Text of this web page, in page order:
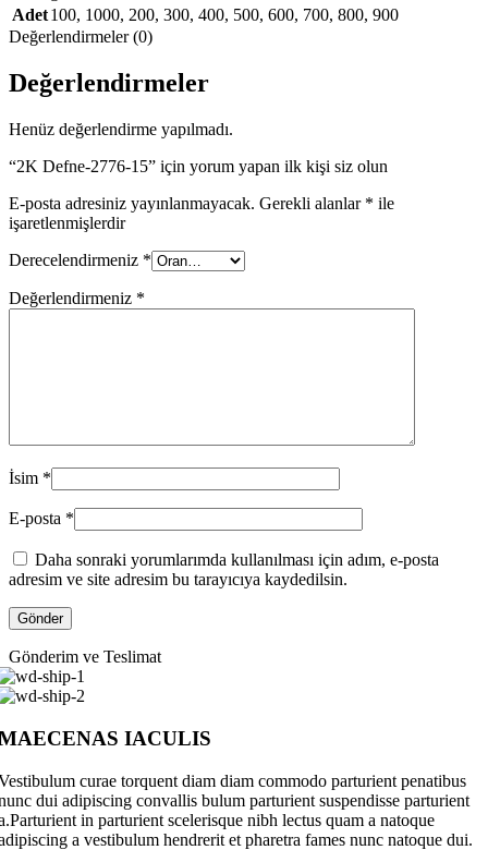
Adet100, 1000, 200, 300, 400, 500, 600, 700, 800, 900
Değerlendirmeler (0)
Değerlendirmeler
Henüz değerlendirme yapılmadı.
“2K Defne-2776-15” için yorum yapan ilk kişi siz olun
E-posta adresiniz yayınlanmayacak. Gerekli alanlar * ile
işaretlenmişlerdir
Derecelendirmeniz *
Değerlendirmeniz *
İsim *
E-posta *
Daha sonraki yorumlarımda kullanılması için adım, e-posta
adresim ve site adresim bu tarayıcıya kaydedilsin.
Gönderim ve Teslimat
IACULIS
curae torquent diam diam commodo parturient penatibus
dui adipiscing convallis bulum parturient suspendisse parturient
in parturient scelerisque nibh lectus quam a natoque
a vestibulum hendrerit et pharetra fames nunc natoque dui.